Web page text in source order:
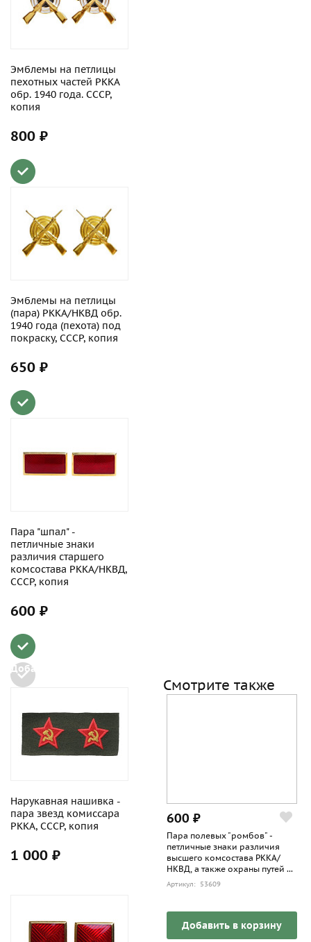
Эмблемы на петлицы
пехотных частей РККА
обр. 1940 года. СССР,
копия
800 ₽
Эмблемы на петлицы
(пара) РККА/НКВД обр.
1940 года (пехота) под
покраску, СССР, копия
650 ₽
Пара "шпал" -
петличные знаки
различия старшего
комсостава РККА/НКВД,
СССР, копия
600 ₽
Добавить в набор
Нарукавная нашивка -
пара звезд комиссара
РККА, СССР, копия
1 000 ₽
Смотрите также
600 ₽
Пара полевых "ромбов" -
петличные знаки различия
высшего комсостава РККА/
НКВД, а также охраны путей ...
Артикул: 53609
Добавить в корзину